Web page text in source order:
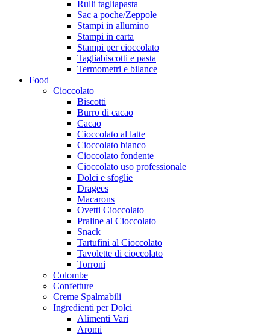
Rulli tagliapasta
Sac a poche/Zeppole
Stampi in allumino
Stampi in carta
Stampi per cioccolato
Tagliabiscotti e pasta
Termometri e bilance
Food
Cioccolato
Biscotti
Burro di cacao
Cacao
Cioccolato al latte
Cioccolato bianco
Cioccolato fondente
Cioccolato uso professionale
Dolci e sfoglie
Dragees
Macarons
Ovetti Cioccolato
Praline al Cioccolato
Snack
Tartufini al Cioccolato
Tavolette di cioccolato
Torroni
Colombe
Confetture
Creme Spalmabili
Ingredienti per Dolci
Alimenti Vari
Aromi